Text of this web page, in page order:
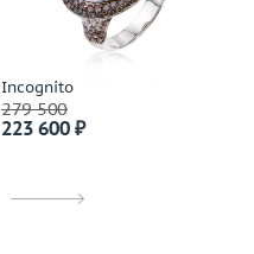
Incognito
279 500
223 600 ₽